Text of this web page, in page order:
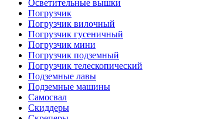
Осветительные вышки
Погрузчик
Погрузчик вилочный
Погрузчик гусеничный
Погрузчик мини
Погрузчик подземный
Погрузчик телескопический
Подземные лавы
Подземные машины
Самосвал
Скиддеры